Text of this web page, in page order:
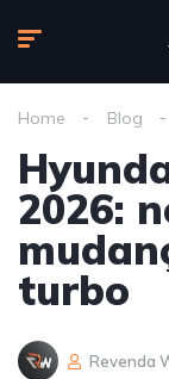
Home Blog
2026:
turbo
Revenda